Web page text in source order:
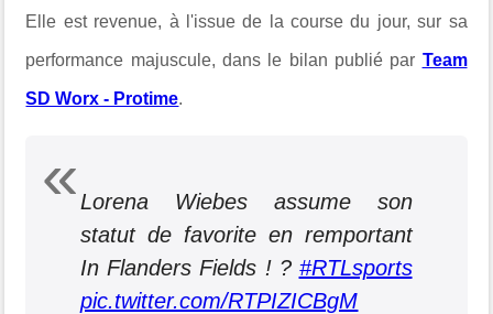
Elle est revenue, à l'issue de la course du jour, sur sa
performance majuscule, dans le bilan publié par Team
SD Worx - Protime.
Lorena Wiebes assume son
statut de favorite en remportant
In Flanders Fields ! ? #RTLsports
pic.twitter.com/RTPIZICBgM